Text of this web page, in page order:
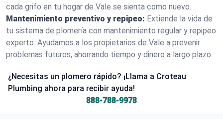
cada grifo en tu hogar de Vale se sienta como nuevo.
Mantenimiento preventivo y repipeo: Extiende la vida de
tu sistema de plomería con mantenimiento regular y repipeo
experto. Ayudamos a los propietarios de Vale a prevenir
problemas futuros, ahorrando tiempo y dinero a largo plazo.
¿Necesitas un plomero rápido? ¡Llama a Croteau
Plumbing ahora para recibir ayuda!
888-788-9978